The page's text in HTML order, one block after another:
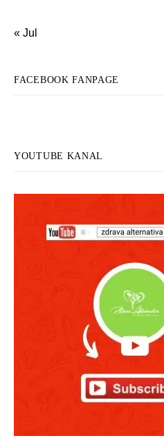
« Jul
FACEBOOK FANPAGE
YOUTUBE KANAL